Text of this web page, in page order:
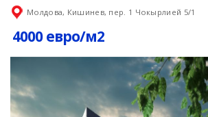
Молдова, Кишинев, пер. 1 Чокырлией 5/1
4000 евро/м2